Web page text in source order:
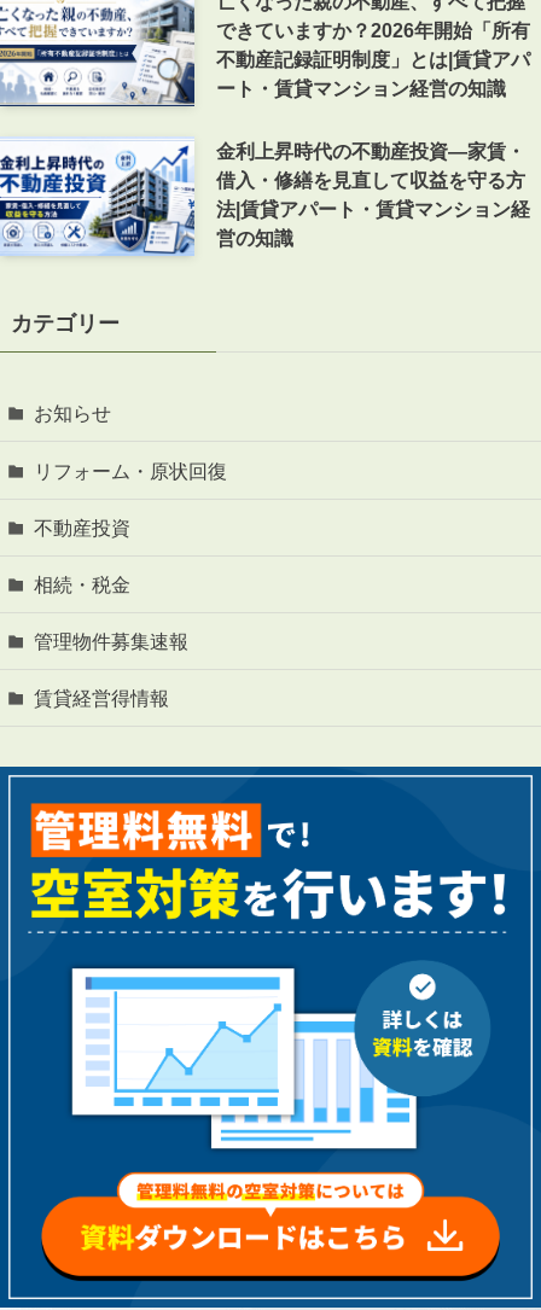
できていますか？2026年開始「所有
不動産記録証明制度」とは|賃貸アパ
ート・賃貸マンション経営の知識
金利上昇時代の不動産投資―家賃・
借入・修繕を見直して収益を守る方
法|賃貸アパート・賃貸マンション経
営の知識
カテゴリー
お知らせ
リフォーム・原状回復
不動産投資
相続・税金
管理物件募集速報
賃貸経営得情報